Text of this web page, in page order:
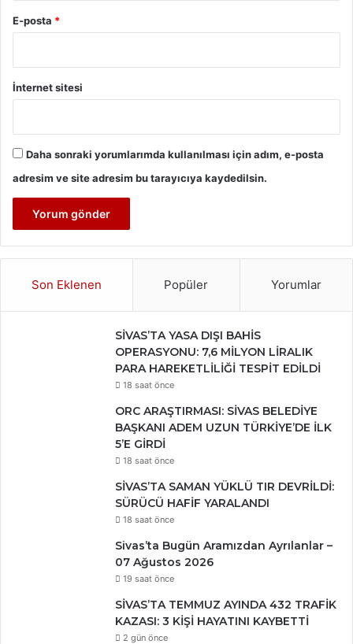
E-posta *
İnternet sitesi
Daha sonraki yorumlarımda kullanılması için adım, e-posta
adresim ve site adresim bu tarayıcıya kaydedilsin.
Son Eklenen Popüler Yorumlar
SİVAS’TA YASA DIŞI BAHİS
OPERASYONU: 7,6 MİLYON LİRALIK
PARA HAREKETLİLİĞİ TESPİT EDİLDİ
18 saat önce
ORC ARAŞTIRMASI: SİVAS BELEDİYE
BAŞKANI ADEM UZUN TÜRKİYE’DE İLK
5’E GİRDİ
18 saat önce
SİVAS’TA SAMAN YÜKLÜ TIR DEVRİLDİ:
SÜRÜCÜ HAFİF YARALANDI
18 saat önce
Sivas’ta Bugün Aramızdan Ayrılanlar –
07 Ağustos 2026
19 saat önce
SİVAS’TA TEMMUZ AYINDA 432 TRAFİK
KAZASI: 3 KİŞİ HAYATINI KAYBETTİ
2 gün önce